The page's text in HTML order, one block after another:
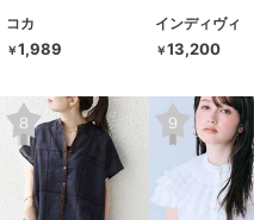
コカ
￥1,989
インディヴィ
￥13,200